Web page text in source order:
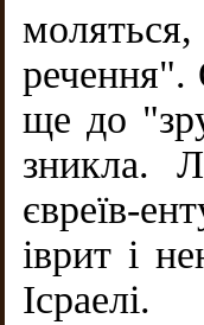
речення".
ще до
зникла.
євреїв-
іврит і
Ісраелі.